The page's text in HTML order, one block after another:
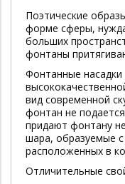
Поэтические
форме сферы,
больших
фонтаны
Фонтанные насадки
вид современной
фонтан не
придают фонтану
шара, образуемые
расположенных в
Отличительные